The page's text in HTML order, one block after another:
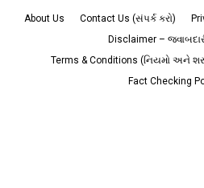
About Us Contact Us (સંપર્ક કરો)
Disclaimer –
Terms & Conditions (નિયમો અને
Fact Checking